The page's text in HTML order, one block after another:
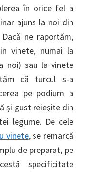
în orice fel a
ajuns la noi din
ne raportăm,
vinete, numai la
noi) sau la vinete
că turcul s-a
pe podium a
şi gust reieşite din
legume. De cele
vinete, se remarcă
de preparat, pe
specificitate